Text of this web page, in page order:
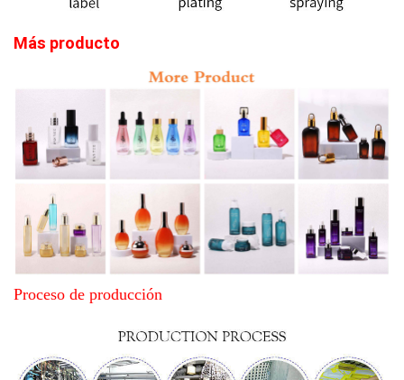
Más producto
Proceso de producción